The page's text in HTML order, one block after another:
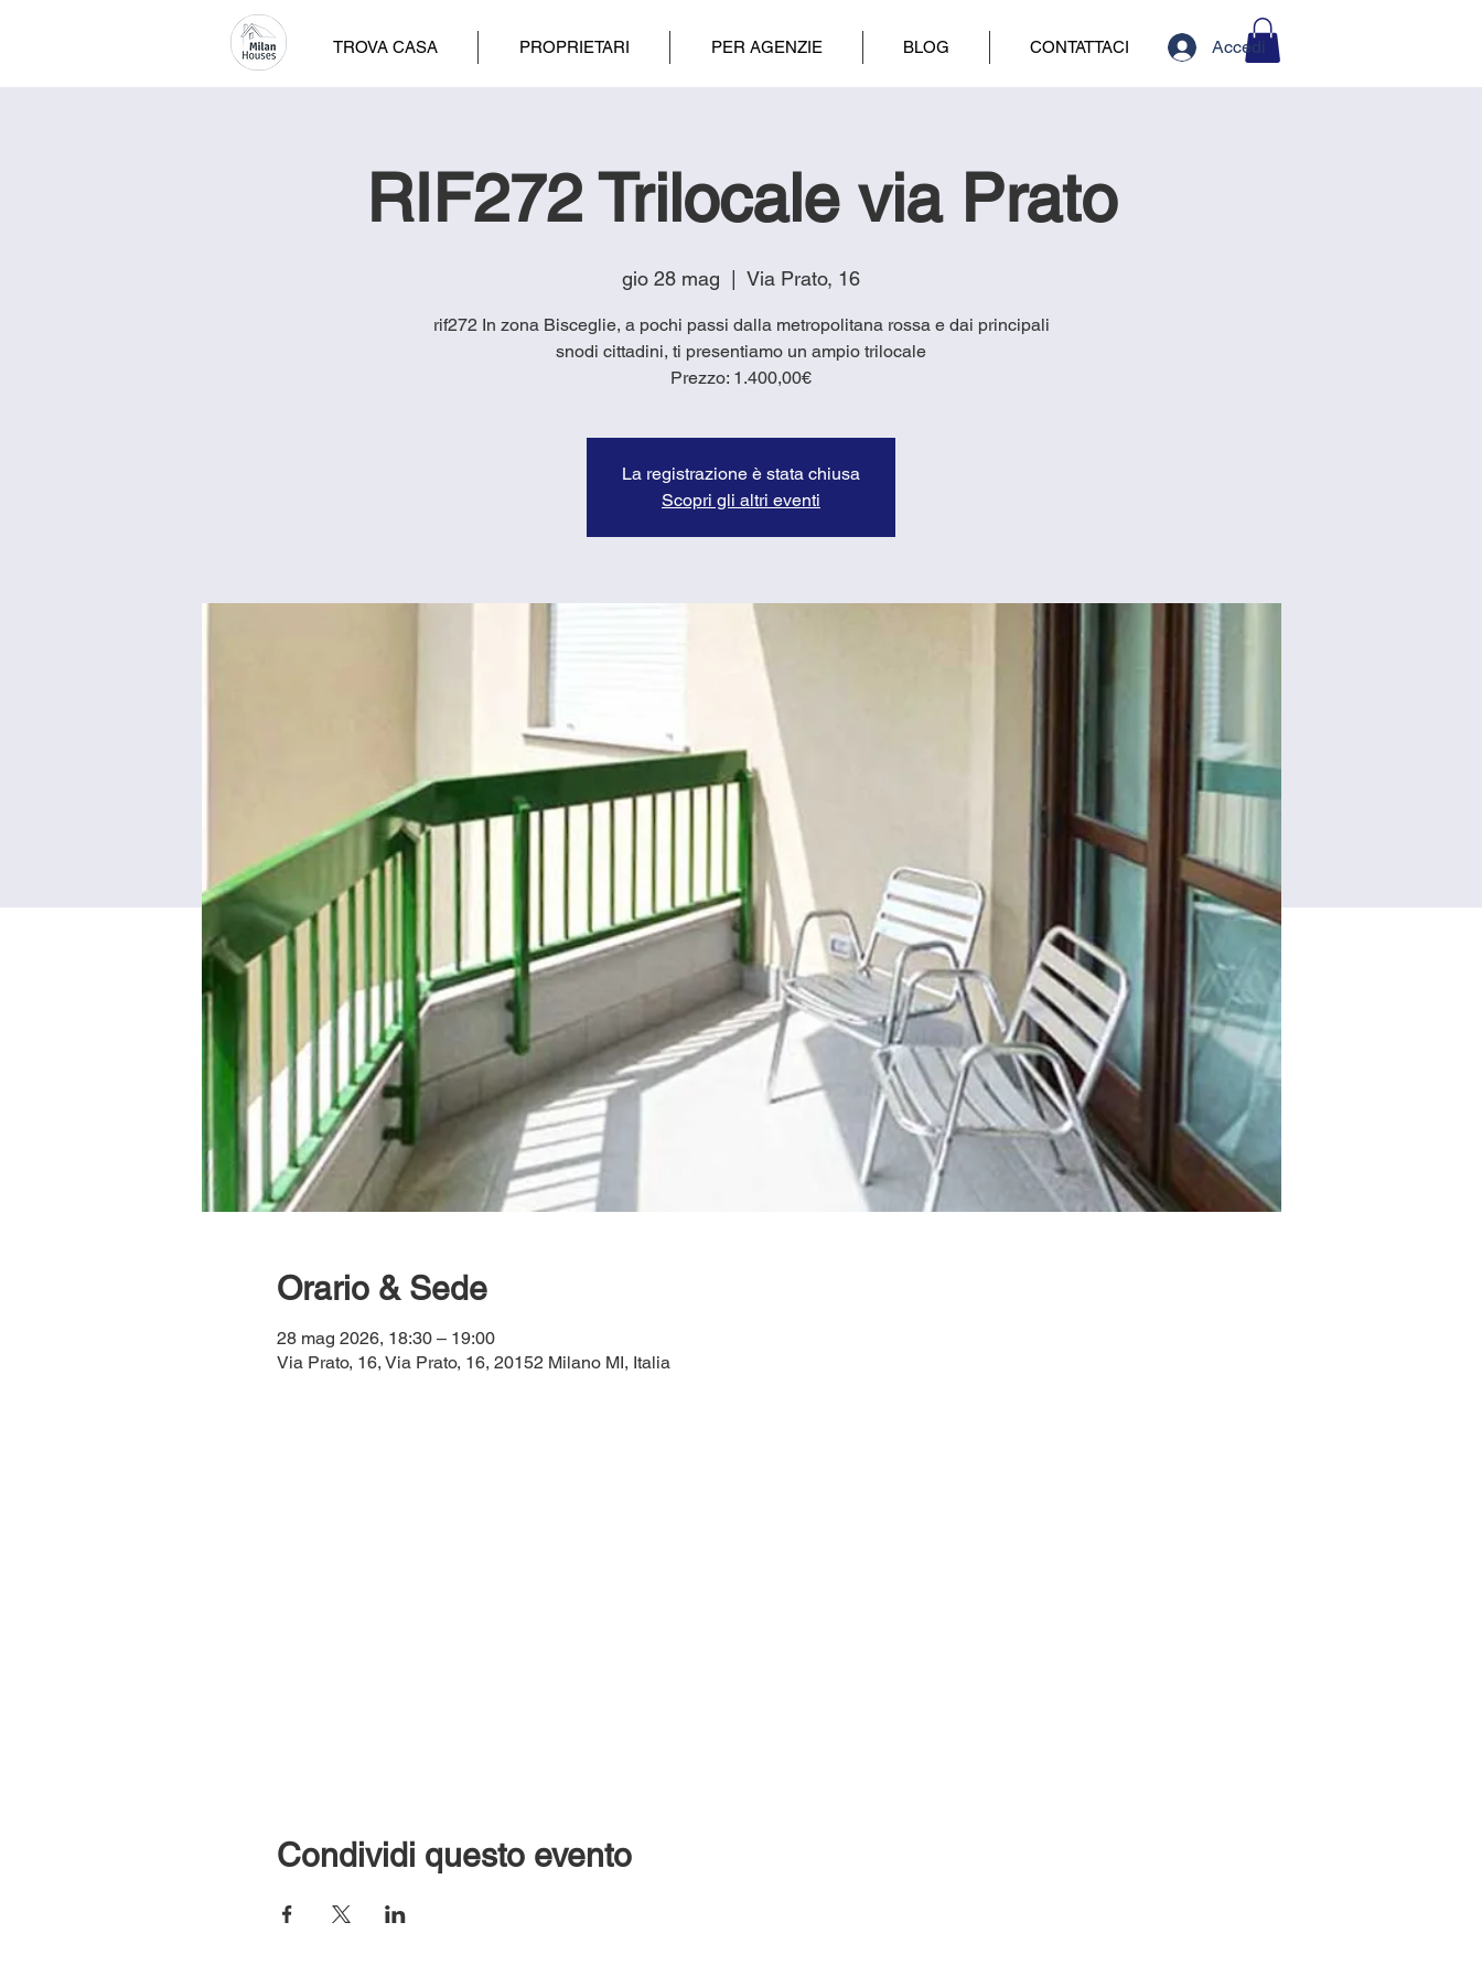
TROVA CASA PROPRIETARI PER AGENZIE BLOG CONTATTACI Accedi
RIF272 Trilocale via Prato
gio 28 mag
  |
Via Prato, 16
rif272 In zona Bisceglie, a pochi passi dalla metropolitana rossa e dai principali
snodi cittadini, ti presentiamo un ampio trilocale
Prezzo: 1.400,00€
La registrazione è stata chiusa
Scopri gli altri eventi
Orario & Sede
28 mag 2026, 18:30 – 19:00
Via Prato, 16, Via Prato, 16, 20152 Milano MI, Italia
Condividi questo evento